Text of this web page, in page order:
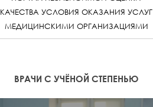
КАЧЕСТВА УСЛОВИЯ ОКАЗАНИЯ УСЛУГ
МЕДИЦИНСКИМИ ОРГАНИЗАЦИЯМИ
ВРАЧИ С УЧЁНОЙ СТЕПЕНЬЮ